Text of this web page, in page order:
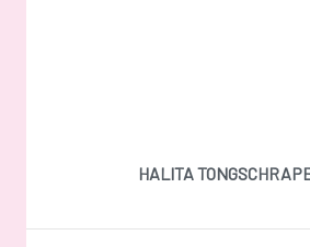
HALITA